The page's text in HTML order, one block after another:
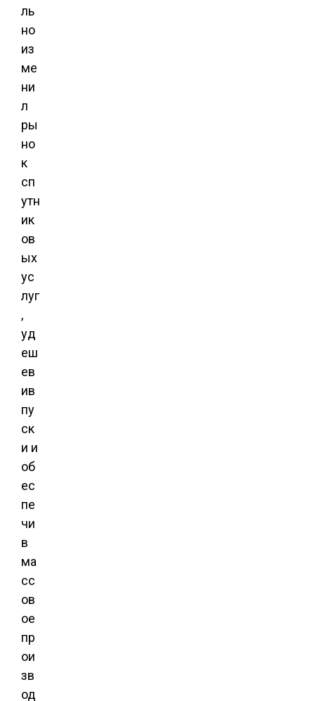
ль
но
из
ме
ни
л
ры
но
к
сп
утн
ик
ов
ых
ус
луг
,
уд
еш
ев
ив
пу
ск
и и
об
ес
пе
чи
в
ма
сс
ов
ое
пр
ои
зв
од